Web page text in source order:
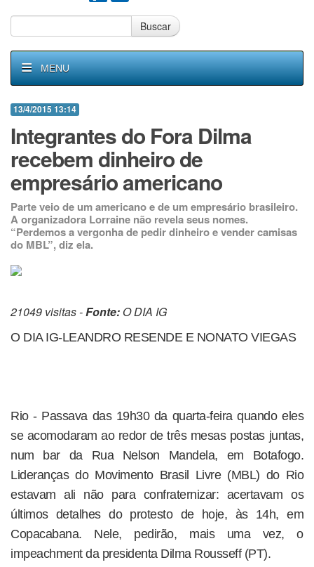
Buscar
MENU
13/4/2015 13:14
Integrantes do Fora Dilma
recebem dinheiro de
empresário americano
Parte veio de um americano e de um empresário brasileiro.
A organizadora Lorraine não revela seus nomes.
“Perdemos a vergonha de pedir dinheiro e vender camisas
do MBL”, diz ela.
21049 visitas -Fonte: O DIA IG
O DIA IG-LEANDRO RESENDE E NONATO VIEGAS
Rio - Passava das 19h30 da quarta-feira quando eles
se acomodaram ao redor de três mesas postas juntas,
num bar da Rua Nelson Mandela, em Botafogo.
Lideranças do Movimento Brasil Livre (MBL) do Rio
estavam ali não para confraternizar: acertavam os
últimos detalhes do protesto de hoje, às 14h, em
Copacabana. Nele, pedirão, mais uma vez, o
impeachment da presidenta Dilma Rousseff (PT).